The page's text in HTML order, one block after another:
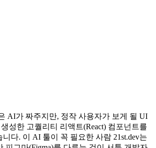
AI가 짜주지만, 정작 사용자가 보게 될 UI
성한 고퀄리티 리액트(React) 컴포넌트를
다. 이 AI 툴이 꼭 필요한 사람 21st.dev는